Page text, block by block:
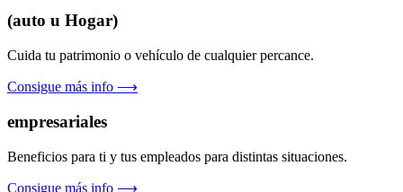
(auto u Hogar)
Cuida tu patrimonio o vehículo de cualquier percance.
Consigue más info ⟶
empresariales
Beneficios para ti y tus empleados para distintas situaciones.
Consigue más info ⟶